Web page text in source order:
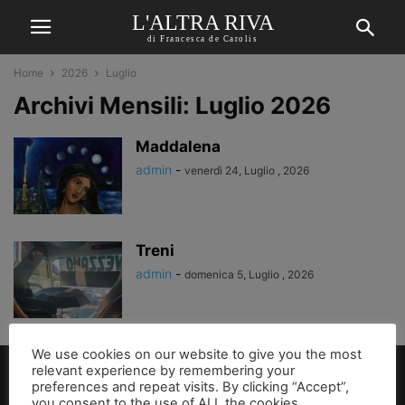
L'ALTRA RIVA
di Francesca de Carolis
Home 2026 Luglio
Archivi Mensili: Luglio 2026
Maddalena
admin - venerdì 24, Luglio , 2026
Treni
admin - domenica 5, Luglio , 2026
We use cookies on our website to give you the most
relevant experience by remembering your
preferences and repeat visits. By clicking “Accept”,